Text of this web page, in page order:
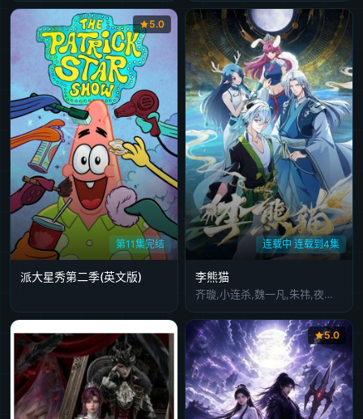
第11集完结
5.0
派大星秀第二季(英文版)
连载中 连载到4集
李熊猫
齐璇,小连杀,魏一凡,朱祎,夜叉,张恩泽,路扬,图特哈蒙
5.0